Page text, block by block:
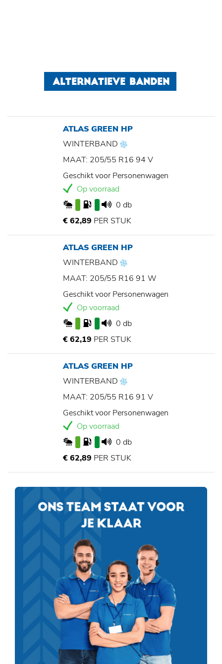
ALTERNATIEVE BANDEN
ATLAS GREEN HP
WINTERBAND
MAAT: 205/55 R16 94 V
Geschikt voor Personenwagen
Op voorraad
0 db
€ 62,89 PER STUK
ATLAS GREEN HP
WINTERBAND
MAAT: 205/55 R16 91 W
Geschikt voor Personenwagen
Op voorraad
0 db
€ 62,19 PER STUK
ATLAS GREEN HP
WINTERBAND
MAAT: 205/55 R16 91 V
Geschikt voor Personenwagen
Op voorraad
0 db
€ 62,89 PER STUK